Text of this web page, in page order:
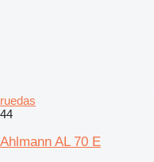
ruedas
44
Ahlmann AL 70 E